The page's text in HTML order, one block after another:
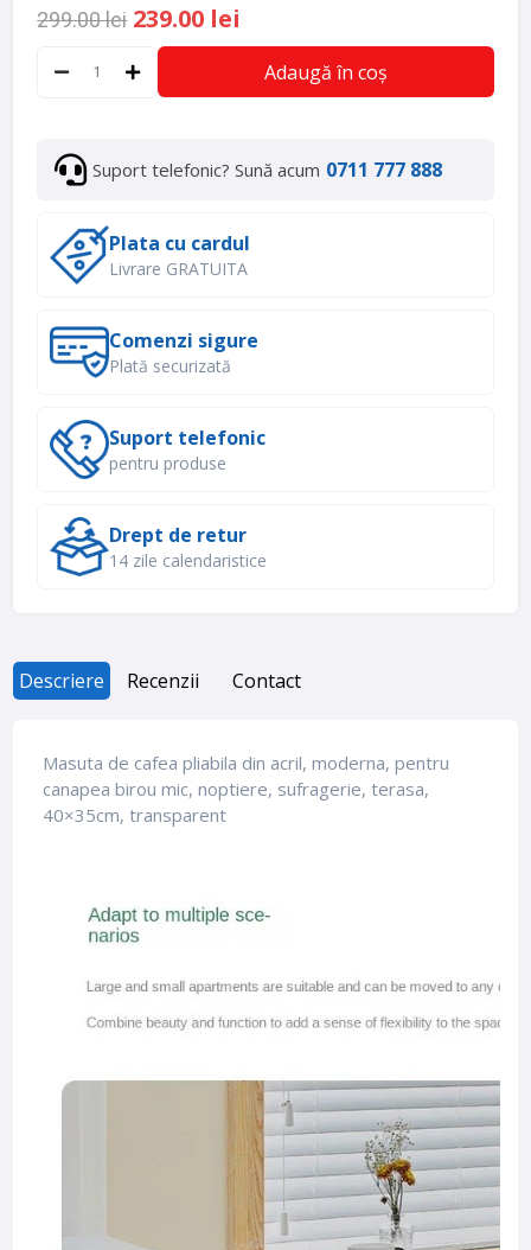
299.00 lei 239.00 lei
Adaugă în coș
Suport telefonic? Sună acum 0711 777 888
Plata cu cardul
Livrare GRATUITA
Comenzi sigure
Plată securizată
Suport telefonic
pentru produse
Drept de retur
14 zile calendaristice
Descriere Recenzii Contact
Masuta de cafea pliabila din acril, moderna, pentru
canapea birou mic, noptiere, sufragerie, terasa,
40×35cm, transparent